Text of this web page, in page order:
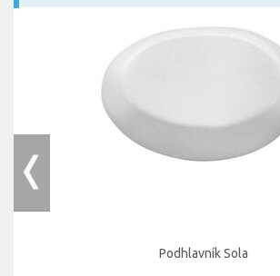
Podhlavník Sola